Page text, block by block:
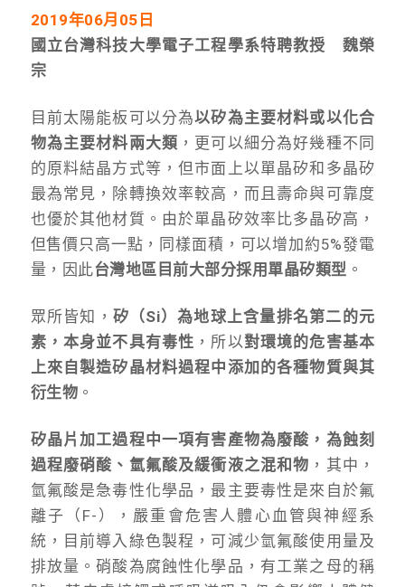
2019年06月05日
國立台灣科技大學電子工程學系特聘教授 魏榮
宗
目前太陽能板可以分為以矽為主要材料或以化合
物為主要材料兩大類 ，更可以細分為好幾種不同
的原料結晶方式等，但市面上以單晶矽和多晶矽
最為常見，除轉換效率較高，而且壽命與可靠度
也優於其他材質。由於單晶矽效率比多晶矽高，
但售價只高一點，同樣面積，可以增加約5%發電
量，因此台灣地區目前大部分採用單晶矽類型 。
眾所皆知， 矽（Si）為地球上含量排名第二的元
素，本身並不具有毒性 ，所以對環境的危害基本
上來自製造矽晶材料過程中添加的各種物質與其
衍生物 。
矽晶片加工過程中一項有害產物為廢酸，為蝕刻
過程廢硝酸、氫氟酸及緩衝液之混和物 ，其中，
氫氟酸是急毒性化學品，最主要毒性是來自於氟
離子（F-），嚴重會危害人體心血管與神經系
統，目前導入綠色製程，可減少氫氟酸使用量及
排放量。硝酸為腐蝕性化學品，有工業之母的稱